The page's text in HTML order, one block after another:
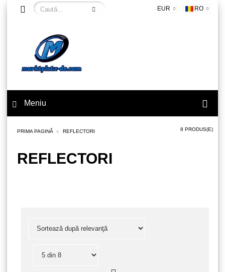
EUR RO
Meniu
PRIMA PAGINĂ REFLECTORI 8 PRODUS(E)
REFLECTORI